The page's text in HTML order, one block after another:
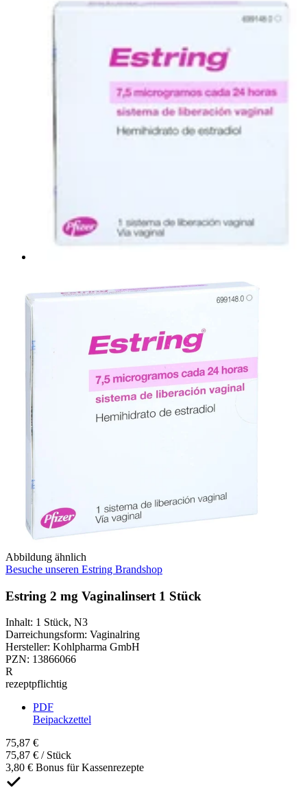
Abbildung ähnlich
Besuche unseren Estring Brandshop
Estring 2 mg Vaginalinsert 1 Stück
Inhalt: 1 Stück, N3
Darreichungsform: Vaginalring
Hersteller: Kohlpharma GmbH
PZN: 13866066
R
rezeptpflichtig
PDF
Beipackzettel
75,87 €
75,87 € / Stück
3,80 € Bonus für Kassenrezepte